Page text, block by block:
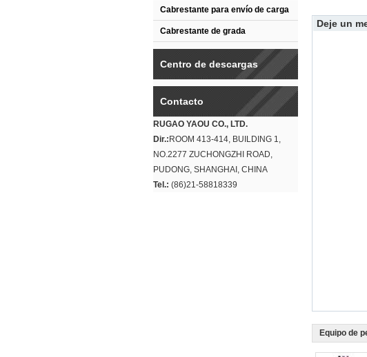
Cabrestante para envío de carga
Cabrestante de grada
Centro de descargas
Contacto
RUGAO YAOU CO., LTD.
Dir.: ROOM 413-414, BUILDING 1,
NO.2277 ZUCHONGZHI ROAD,
PUDONG, SHANGHAI, CHINA
Tel.: (86)21-58818339
Deje un
Equipo de